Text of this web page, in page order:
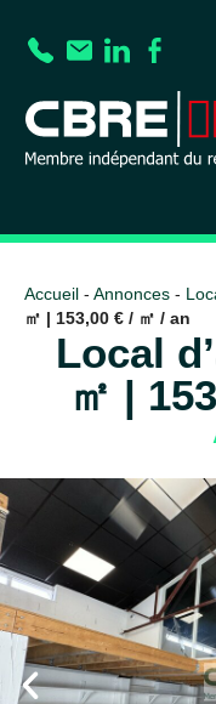
Accueil - Annonces -
㎡ | 153,00 € / ㎡ / an
Local
㎡ |